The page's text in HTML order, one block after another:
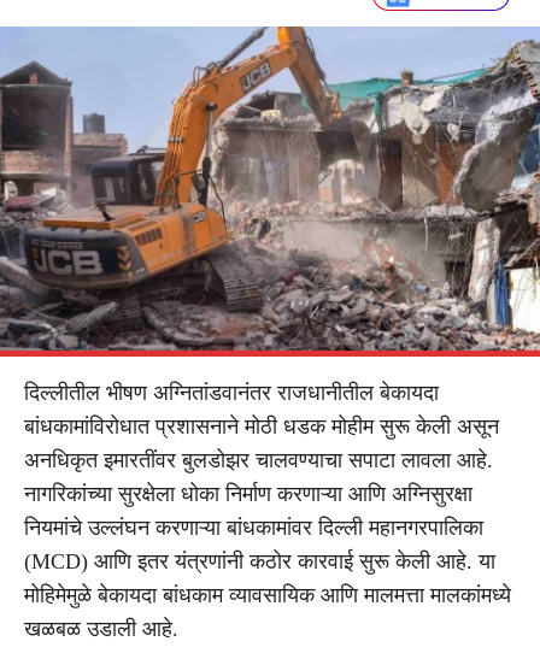
दिल्लीतील भीषण अग्नितांडवानंतर राजधानीतील बेकायदा
बांधकामांविरोधात प्रशासनाने मोठी धडक मोहीम सुरू केली असून
अनधिकृत इमारतींवर बुलडोझर चालवण्याचा सपाटा लावला आहे.
नागरिकांच्या सुरक्षेला धोका निर्माण करणाऱ्या आणि अग्निसुरक्षा
नियमांचे उल्लंघन करणाऱ्या बांधकामांवर दिल्ली महानगरपालिका
(MCD) आणि इतर यंत्रणांनी कठोर कारवाई सुरू केली आहे. या
मोहिमेमुळे बेकायदा बांधकाम व्यावसायिक आणि मालमत्ता मालकांमध्ये
खळबळ उडाली आहे.